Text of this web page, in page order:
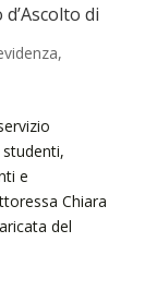
di
,
e
Chiara
del